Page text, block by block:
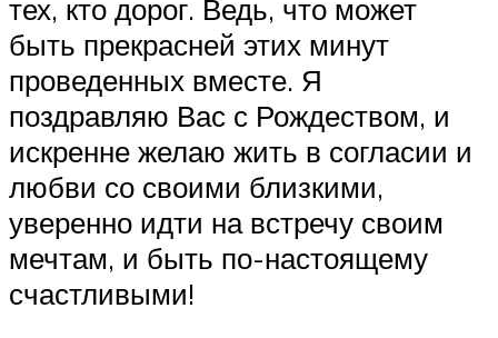
тех, кто дорог. Ведь, что может
быть прекрасней этих минут
проведенных вместе. Я
поздравляю Вас с Рождеством, и
искренне желаю жить в согласии и
любви со своими близкими,
уверенно идти на встречу своим
мечтам, и быть по-настоящему
счастливыми!